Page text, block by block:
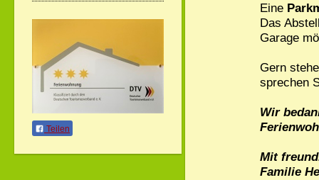
Teilen
Eine
Das
Garage
Gern
sprechen
Wir
Mit
Familie